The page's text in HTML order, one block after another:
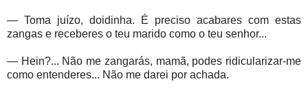
— Toma juízo, doidinha. É preciso acabares com estas
zangas e receberes o teu marido como o teu senhor...
— Hein?... Não me zangarás, mamã, podes ridicularizar-me
como entenderes... Não me darei por achada.